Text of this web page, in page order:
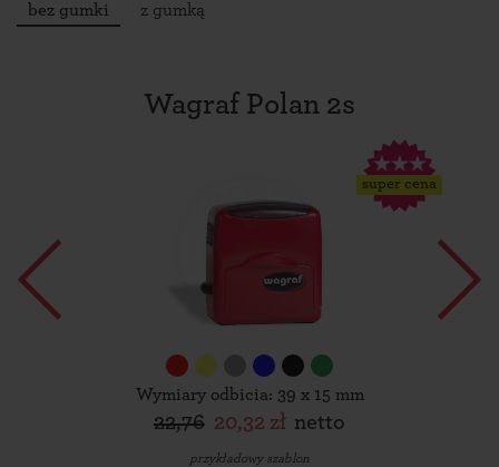
bez gumki z gumką
Wagraf Polan 2s
super cena
Wymiary odbicia: 39 x 15 mm
22,76 20,32 zł netto
przykładowy szablon